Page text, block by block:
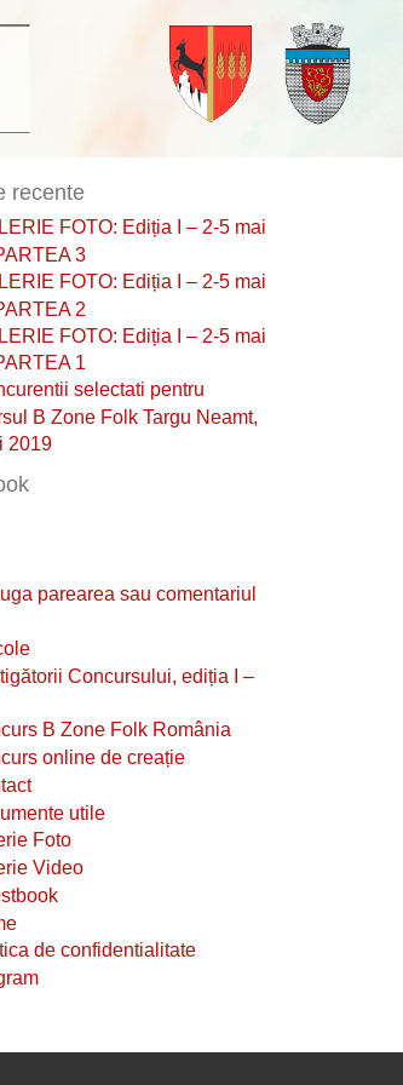
recente
FOTO: Ediția I – 2-5 mai
3
FOTO: Ediția I – 2-5 mai
2
FOTO: Ediția I – 2-5 mai
1
selectati pentru
B Zone Folk Targu Neamt,
2019
parearea sau comentariul
Concursului, ediția I –
B Zone Folk România
online de creație
utile
Foto
Video
de confidentialitate